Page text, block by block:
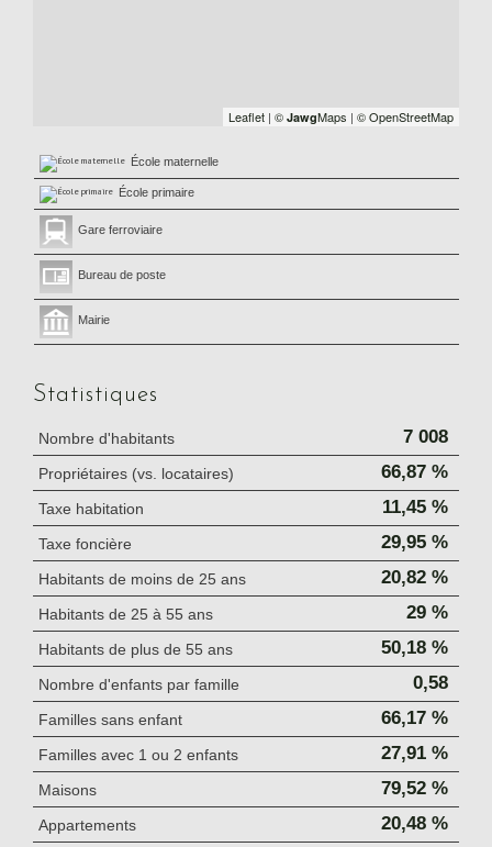
Leaflet | © JawgMaps | © OpenStreetMap
École maternelle
École primaire
Gare ferroviaire
Bureau de poste
Mairie
Statistiques
Nombre d'habitants 7 008
Propriétaires (vs. locataires) 66,87 %
Taxe habitation 11,45 %
Taxe foncière 29,95 %
Habitants de moins de 25 ans 20,82 %
Habitants de 25 à 55 ans 29 %
Habitants de plus de 55 ans 50,18 %
Nombre d'enfants par famille 0,58
Familles sans enfant 66,17 %
Familles avec 1 ou 2 enfants 27,91 %
Maisons 79,52 %
Appartements 20,48 %